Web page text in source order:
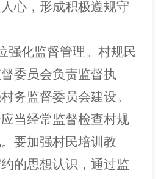
心，形成积极遵规守
强化监督管理。村规民
委员会负责监督执
务监督委员会建设。
当经常监督检查村规
要加强村民培训教
的思想认识，通过监